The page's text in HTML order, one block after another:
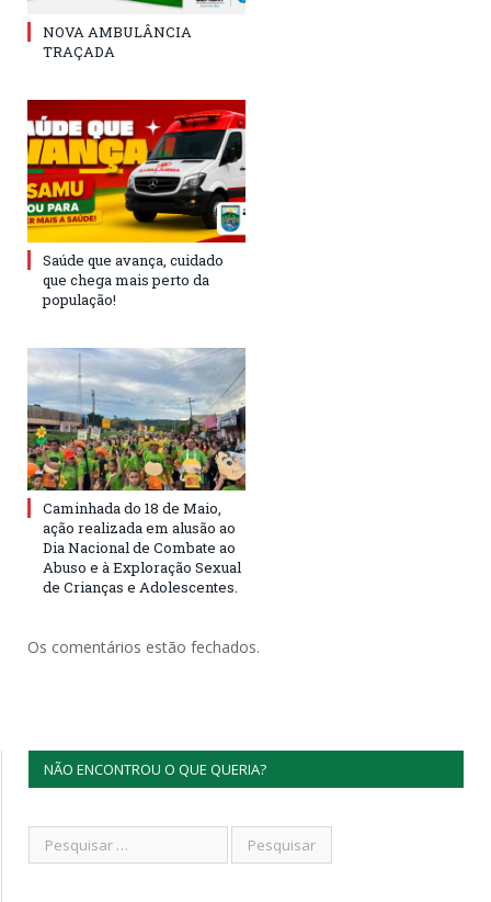
NOVA AMBULÂNCIA
TRAÇADA
Saúde que avança, cuidado
que chega mais perto da
população!
Caminhada do 18 de Maio,
ação realizada em alusão ao
Dia Nacional de Combate ao
Abuso e à Exploração Sexual
de Crianças e Adolescentes.
Os comentários estão fechados.
NÃO ENCONTROU O QUE QUERIA?